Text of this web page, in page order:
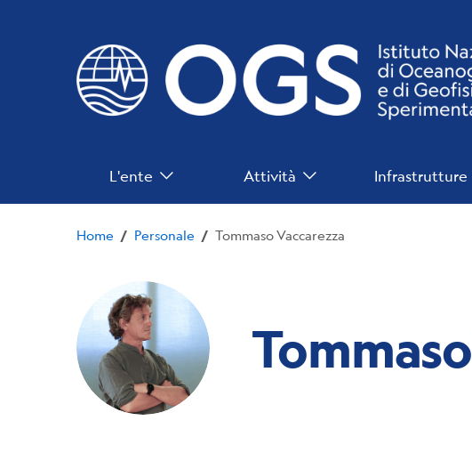
principale
Navigazione
Principale
L'ente Attività Infrastrutture
Home / Personale / Tommaso Vaccarezza